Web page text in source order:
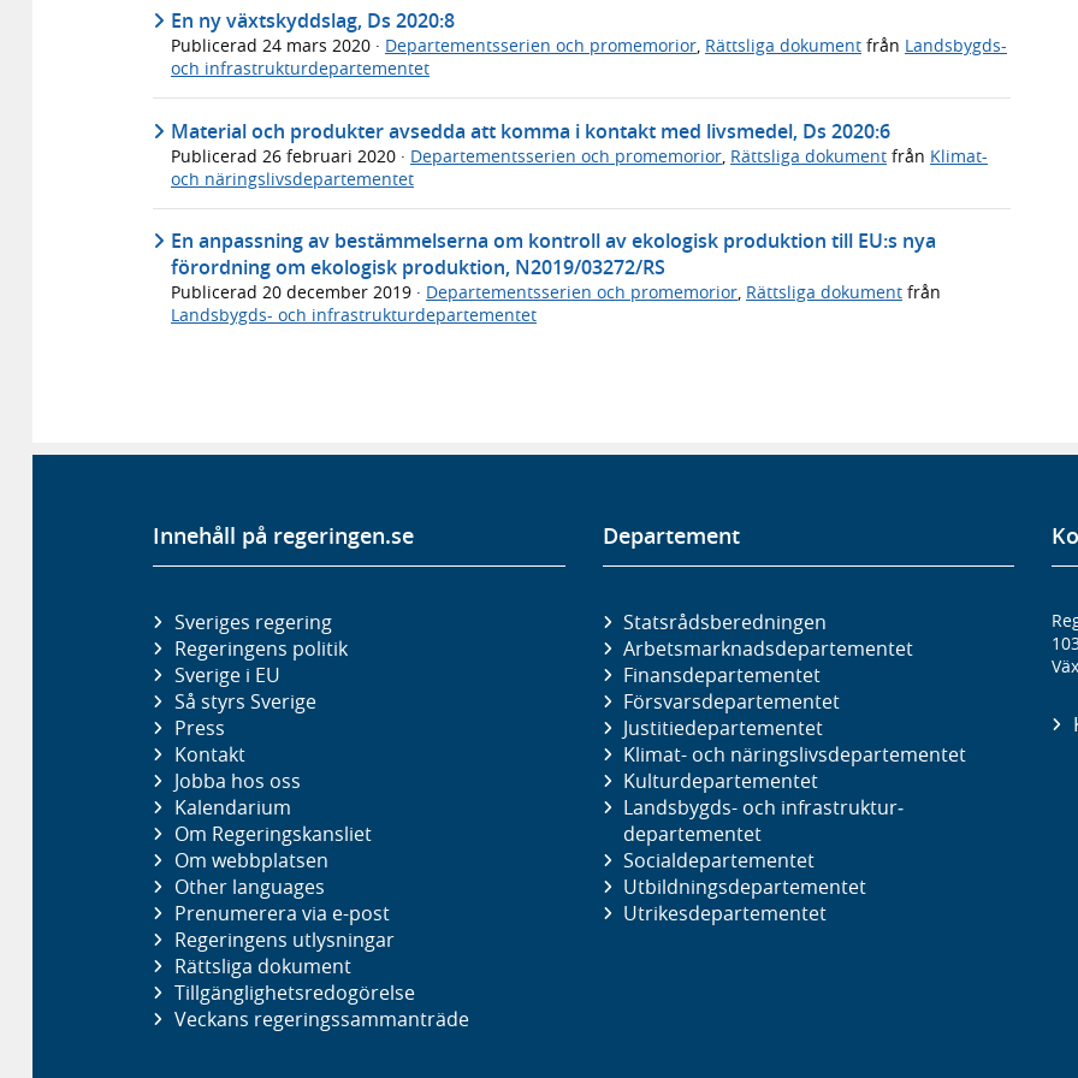
En ny växtskyddslag, Ds 2020:8
Publicerad 24 mars 2020 · Departementsserien och promemorior, Rättsliga dokument från Landsbygds-
och infrastrukturdepartementet
Material och produkter avsedda att komma i kontakt med livsmedel, Ds 2020:6
Publicerad 26 februari 2020 · Departementsserien och promemorior Rättsliga dokument från Klimat-
och näringslivsdepartementet
En anpassning av bestämmelserna om kontroll av ekologisk produktion till EU:s nya
förordning om ekologisk produktion, N2019/03272/RS
Publicerad 20 december 2019 · Departementsserien och promemorior, Rättsliga dokument från
Landsbygds- och infrastrukturdepartementet
Innehåll på regeringen.se
Sveriges regering
Regeringens politik
Sverige i EU
Så styrs Sverige
Press
Kontakt
Jobba hos oss
Kalendarium
Om Regeringskansliet
Om webbplatsen
Other languages
Prenumerera via e-post
Regeringens utlysningar
Rättsliga dokument
Tillgänglighetsredogörelse
Veckans regeringssammanträde
Departement
Statsrådsberedningen
Arbetsmarknads­departementet
Finans­departementet
Försvars­departementet
Justitie­departementet
Klimat- och näringslivs­departementet
Kultur­departementet
Landsbygds- och infrastruktur­
departementet
Social­departementet
Utbildnings­departementet
Utrikes­departementet